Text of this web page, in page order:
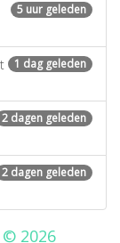
5 uur geleden
1 dag geleden
2 dagen geleden
2 dagen geleden
2026